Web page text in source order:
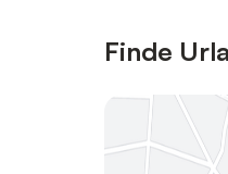
Finde